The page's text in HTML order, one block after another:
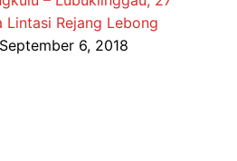
Rejang Lebong
6, 2018